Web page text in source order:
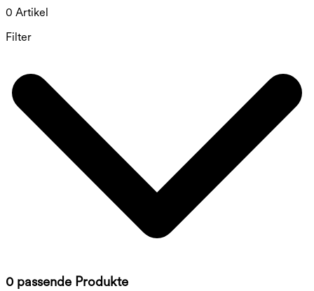
0 Artikel
Filter
0 passende Produkte